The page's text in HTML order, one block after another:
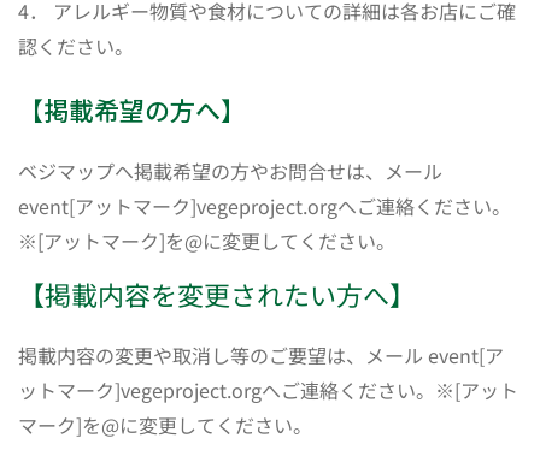
4． アレルギー物質や食材についての詳細は各お店にご確
認ください。
【掲載希望の方へ】
ベジマップへ掲載希望の方やお問合せは、メール
event[アットマーク]vegeproject.orgへご連絡ください。
※[アットマーク]を@に変更してください。
【掲載内容を変更されたい方へ】
掲載内容の変更や取消し等のご要望は、メール event[ア
ットマーク]vegeproject.orgへご連絡ください。※[アット
マーク]を@に変更してください。